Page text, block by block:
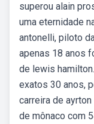
superou alain
uma eternidade
antonelli, piloto
apenas 18 anos
de lewis
exatos 30 anos,
carreira de
de mônaco com